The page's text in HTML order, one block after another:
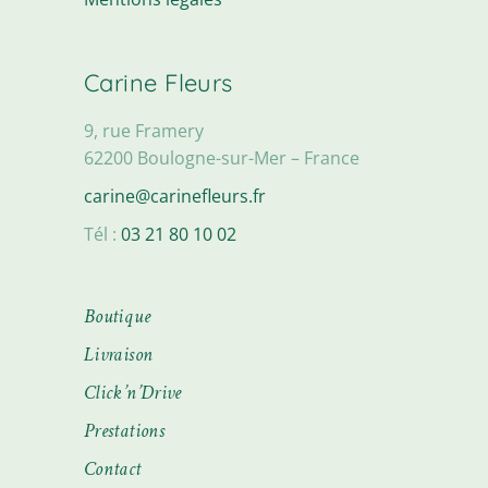
Carine Fleurs
9, rue Framery
62200 Boulogne-sur-Mer – France
carine@carinefleurs.fr
Tél :03 21 80 10 02
Boutique
Livraison
Click’n’Drive
Prestations
Contact